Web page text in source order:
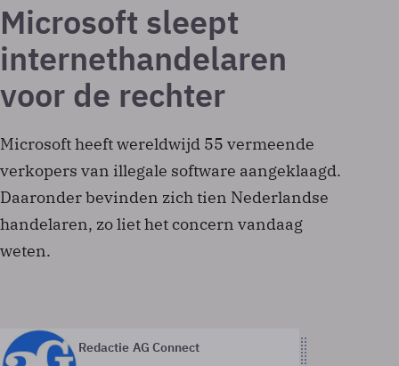
Microsoft sleept
internethandelaren
voor de rechter
Microsoft heeft wereldwijd 55 vermeende
verkopers van illegale software aangeklaagd.
Daaronder bevinden zich tien Nederlandse
handelaren, zo liet het concern vandaag
weten.
Redactie AG Connect